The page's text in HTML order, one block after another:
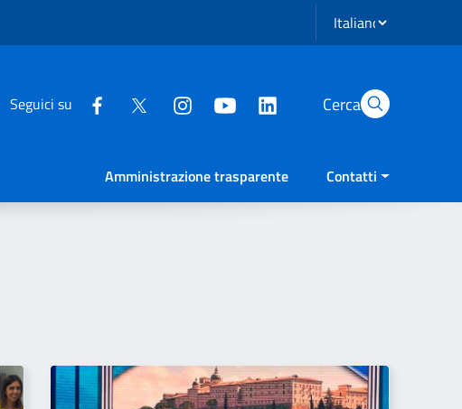
Seleziona lingua
Seguici su Cerca
Amministrazione trasparente Contatti